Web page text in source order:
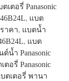
เตอรี่ Panasonic
, แบต
าคา, แบตน้ำ
, แบต
น้ำ Panasonic
ตอรี่ Panasonic
ตเตอรี่ พานา